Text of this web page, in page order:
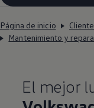
Página de inicio
Mantenimiento y
El mejor